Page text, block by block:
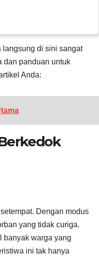
langsung di sini sangat
dan panduan untuk
Anda:
Dengan modus
yang tidak curiga.
banyak warga yang
ini tak hanya